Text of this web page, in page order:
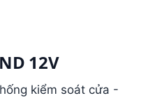
12V
kiểm soát cửa -